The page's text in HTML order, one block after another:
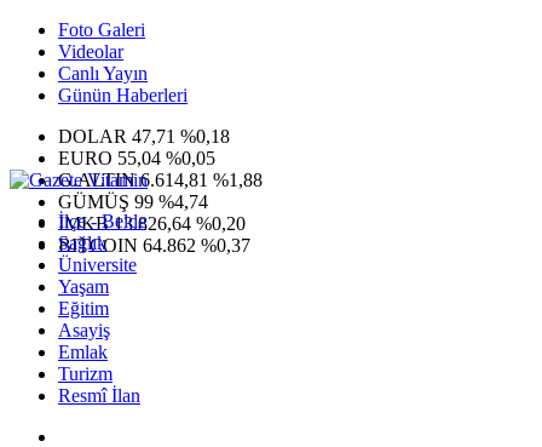
Foto Galeri
Videolar
Canlı Yayın
Günün Haberleri
DOLAR 47,71 %0,18
EURO 55,04 %0,05
G.ALTIN6.614,81 %1,88
GÜMÜŞ 99 %4,74
IMKB13.826,64 %0,20
BITCOIN 64.862 %0,37
İlçe - Belde
Sağlık
Üniversite
Yaşam
Eğitim
Asayiş
Emlak
Turizm
Resmî İlan